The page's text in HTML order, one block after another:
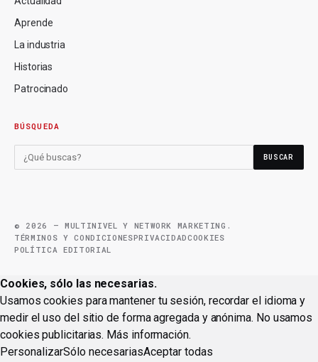
Aprende
La industria
Historias
Patrocinado
BÚSQUEDA
BUSCAR
© 2026 — MULTINIVEL Y NETWORK MARKETING.
TÉRMINOS Y CONDICIONESPRIVACIDADCOOKIES
POLÍTICA EDITORIAL
Cookies, sólo las necesarias.
Usamos cookies para mantener tu sesión, recordar el idioma y
medir el uso del sitio de forma agregada y anónima. No usamos
cookies publicitarias. Más información.
PersonalizarSólo necesariasAceptar todas